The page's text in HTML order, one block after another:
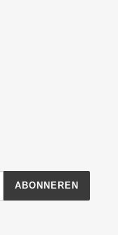
ABONNEREN